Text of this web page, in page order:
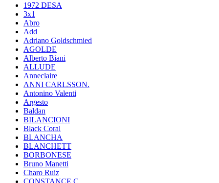
1972 DESA
3x1
Abro
Add
Adriano Goldschmied
AGOLDE
Alberto Biani
ALLUDE
Anneclaire
ANNI CARLSSON.
Antonino Valenti
Argesto
Baldan
BILANCIONI
Black Coral
BLANCHA
BLANCHETT
BORBONESE
Bruno Manetti
Charo Ruiz
CONSTANCE.C